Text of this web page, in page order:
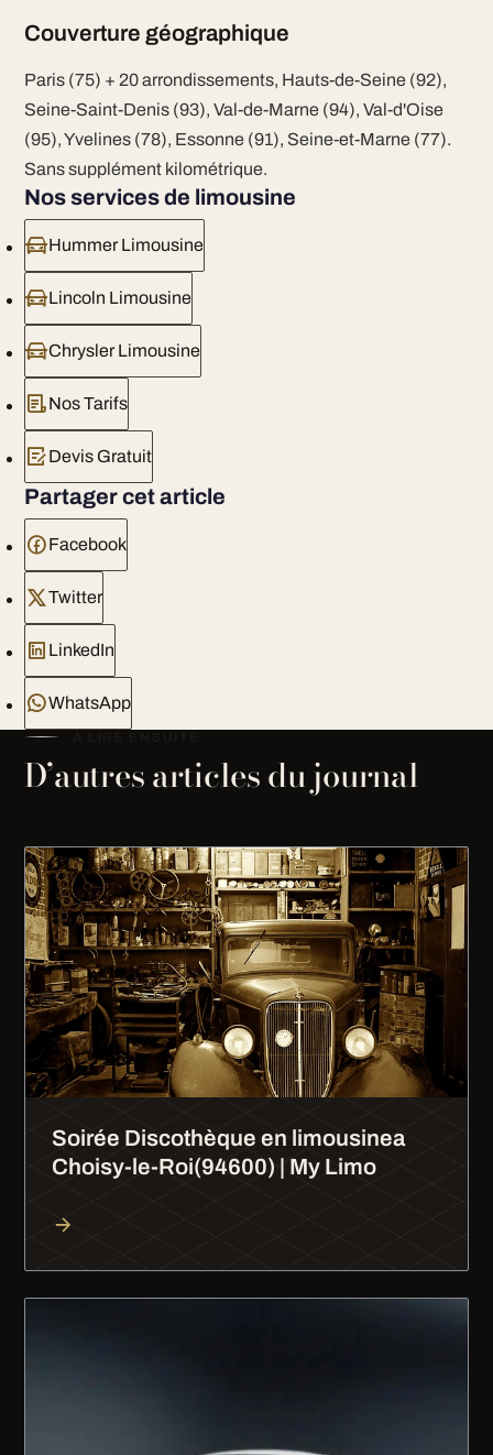
Couverture géographique
Paris (75) + 20 arrondissements, Hauts-de-Seine (92),
Seine-Saint-Denis (93), Val-de-Marne (94), Val-d'Oise
(95), Yvelines (78), Essonne (91), Seine-et-Marne (77).
Sans supplément kilométrique.
Nos services de limousine
Hummer Limousine
Lincoln Limousine
Chrysler Limousine
Nos Tarifs
Devis Gratuit
Partager cet article
Facebook
Twitter
LinkedIn
WhatsApp
D’autres articles du journal
Soirée Discothèque en limousinea
Choisy-le-Roi(94600) | My Limo